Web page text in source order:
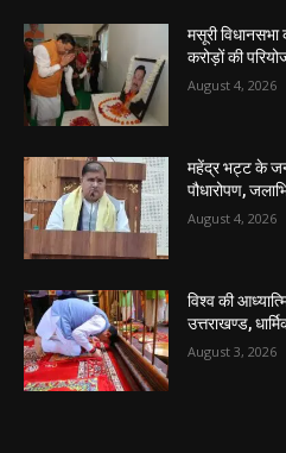
मसूरी विधानसभा
करोड़ों की
August 4, 2026
महेंद्र भट्ट के
पौधारोपण,
August 4, 2026
विश्व की
उत्तराखण्ड,
August 3, 2026